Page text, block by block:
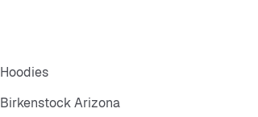
Hoodies
Birkenstock Arizona